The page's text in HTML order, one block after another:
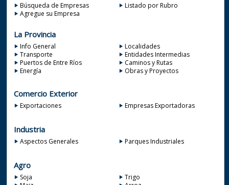
Búsqueda de Empresas
Listado por Rubro
Agregue su Empresa
La Provincia
Info General
Localidades
Transporte
Entidades Intermedias
Puertos de Entre Ríos
Caminos y Rutas
Energía
Obras y Proyectos
Comercio Exterior
Exportaciones Empresas Exportadoras
Industria
Aspectos Generales Parques Industriales
Agro
Soja
Trigo